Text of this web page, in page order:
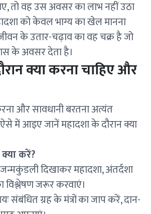
तो वह उस अवसर का लाभ नहीं उठा
को केवल भाग्य का खेल मानना
के उतार-चढ़ाव का वह चक्र है जो
के अवसर देता है।
क्या करना चाहिए और
और सावधानी बरतना अत्यंत
में आइए जानें महादशा के दौरान क्या
करें?
दिखाकर महादशा, अंतर्दशा
विश्लेषण जरूर करवाएं।
संबंधित ग्रह के मंत्रों का जाप करें, दान-